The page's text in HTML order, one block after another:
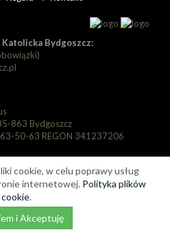
Bydgoszcz:
863 Bydgoszcz
50-63 REGON 341237206
cookie, w celu poprawy usług
internetowej. Polityka plików
cookie.
i Akceptuję